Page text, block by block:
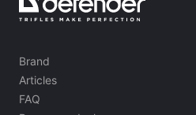
Brand
Articles
FAQ